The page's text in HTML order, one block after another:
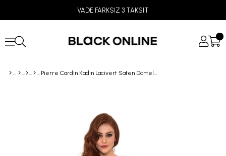
VADE FARKSIZ 3 TAKSİT
Pierre Cardin Kadın Lacivert Saten Dantelli Gecelik 908